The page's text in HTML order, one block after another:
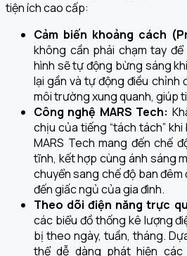
tiện ích cao cấp:
Cảm biến khoảng cách
không cần phải chạm tay
hình sẽ tự động bừng sáng
lại gần và tự động điều chỉnh
môi trường xung quanh, giúp
Công nghệ MARS Tech:
chịu của tiếng “tách tách”
MARS Tech mang đến chế
tĩnh, kết hợp cùng ánh sáng
chuyển sang chế độ ban
đến giấc ngủ của gia đình.
Theo dõi điện năng trực
các biểu đồ thống kê lượng
bị theo ngày, tuần, tháng.
thể dễ dàng phát hiện